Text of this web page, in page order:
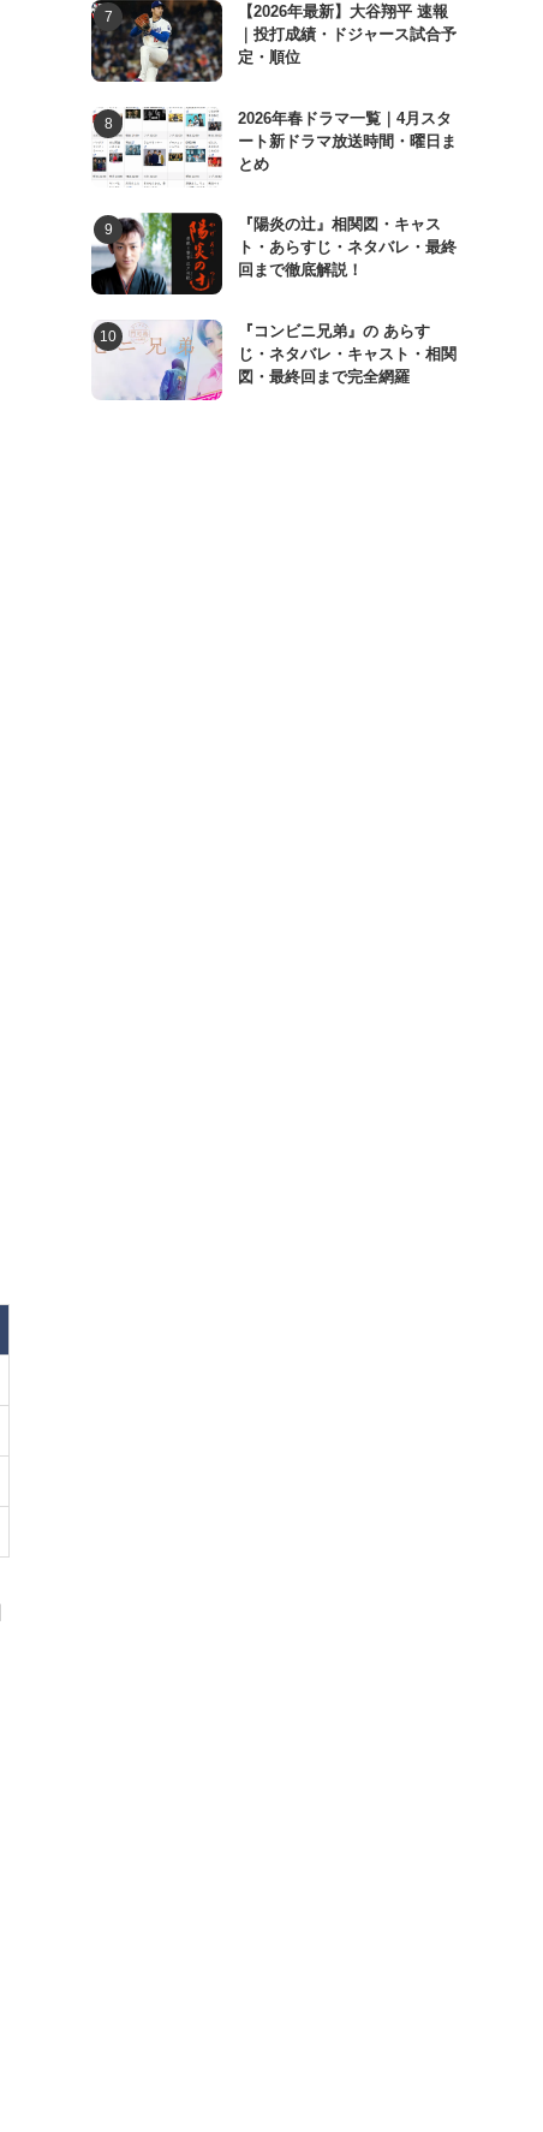
【2026年最新】大谷翔平 速報
｜投打成績・ドジャース試合予
定・順位
2026年春ドラマ一覧｜4月スタ
ート新ドラマ放送時間・曜日ま
とめ
『陽炎の辻』相関図・キャス
ト・あらすじ・ネタバレ・最終
回まで徹底解説！
『コンビニ兄弟』の あらす
じ・ネタバレ・キャスト・相関
図・最終回まで完全網羅